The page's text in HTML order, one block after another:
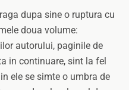
dupa sine o ruptura cu
doua volume:
autorului, paginile de
in continuare, sint la fel
ele se simte o umbra de